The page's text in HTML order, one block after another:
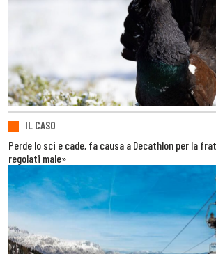
IL CASO
Perde lo sci e cade, fa causa a Decathlon per la
regolati male»